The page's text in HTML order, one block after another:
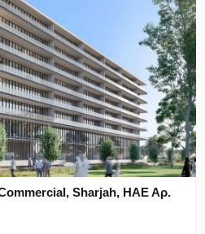
Sharjah, ΗΑΕ Αρ.